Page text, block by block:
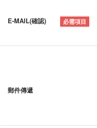
E-MAIL(確認)
郵件傳遞